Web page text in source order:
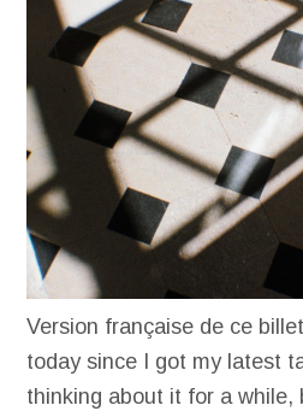
Version française de ce
today since I got my latest
thinking about it for a while,